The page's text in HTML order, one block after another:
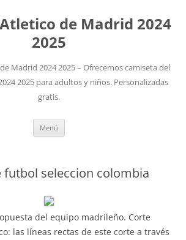
de Madrid 2024
2025
Madrid 2024 2025 – Ofrecemos camiseta del
2025 para adultos y niños. Personalizadas
gratis.
Menú
futbol seleccion colombia
del equipo madrileño. Corte
las líneas rectas de este corte a través